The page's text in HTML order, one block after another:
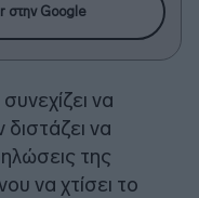
στην Google
να
να
της
να χτίσει το